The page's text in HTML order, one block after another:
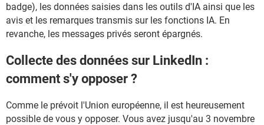
badge), les données saisies dans les outils d'IA ainsi que les
avis et les remarques transmis sur les fonctions IA. En
revanche, les messages privés seront épargnés.
Collecte des données sur LinkedIn :
comment s'y opposer ?
Comme le prévoit l'Union européenne, il est heureusement
possible de vous y opposer. Vous avez jusqu'au 3 novembre